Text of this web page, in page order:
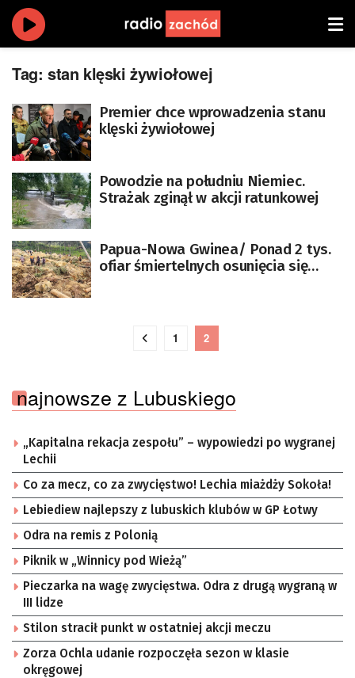
Tag: stan klęski żywiołowej
Premier chce wprowadzenia stanu
klęski żywiołowej
Powodzie na południu Niemiec.
Strażak zginął w akcji ratunkowej
Papua-Nowa Gwinea/ Ponad 2 tys.
ofiar śmiertelnych osunięcia się
1 2
najnowsze z Lubuskiego
„Kapitalna rekacja zespołu” – wypowiedzi po wygranej
Lechii
Co za mecz, co za zwycięstwo! Lechia miażdży Sokoła!
Lebiediew najlepszy z lubuskich klubów w GP Łotwy
Odra na remis z Polonią
Piknik w „Winnicy pod Wieżą”
Pieczarka na wagę zwycięstwa. Odra z drugą wygraną w
III lidze
Stilon stracił punkt w ostatniej akcji meczu
Zorza Ochla udanie rozpoczęła sezon w klasie
okręgowej